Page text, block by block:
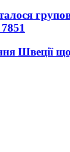
7851
Швеції